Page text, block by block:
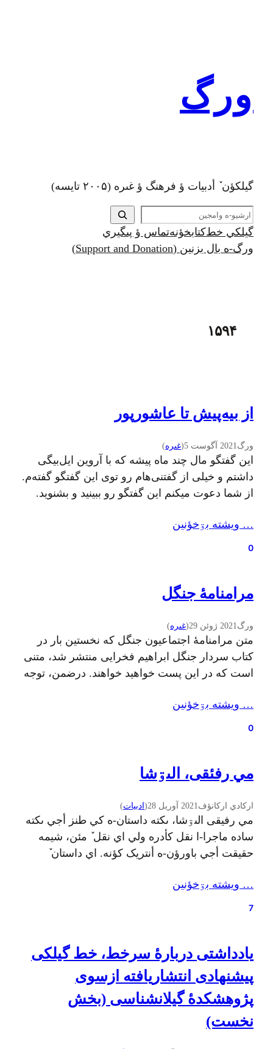
ورگ
گيلکؤن ٚ أدبیات ؤ فرهنگ ؤ غىره (۲۰۰۵ تايسه)
ج
س
ت
ج
گيلکي خطکتابخؤنهتماس ؤ پىگيري
ورگ-ه بال بزنين (Support and Donation)
۱۵۹۴
از بیه‌پیش تا عاشورپور
ورگ2021 آگوست 5 (غىره)
این گفتگو مال چند ماه پیشه که با آروین ایل‌بیگی
داشتم و خیلی از گفتنی‌هام رو توی این گفتگو گفته‌م.
از شما دعوت میکنم این گفتگو رو ببینید و بشنوید.
داستان شد. ? فقط در این حد بگم که استیکرم در
اومده. این هم از شانس…
… ويشته بۊخؤنين
0
مرامنامهٔ جنگل
ورگ2021 ژوئن 29 (غىره)
متن مرامنامهٔ اجتماعیون جنگل که نخستین بار در
کتاب سردار جنگل ابراهیم فخرایی منتشر شد، متنی
است که در این پست خواهید خواهند. درضمن، توجه
مرامنامه جلب می‌کنم که در پایان متن مرامنامه
آورده شده است. مرامنامۀ جنگل: آسایش عمومی و
… ويشته بۊخؤنين
0
مي رفئقی، الىۊشا
ارکادي ارکانؤف2021 آوریل 28 ( ادبيات)
مي رفيقى الىۊشا، ىکته داستان-ه کي طنز أجي ىکته
ساده ماجرا-ا نقل کأدره ولي اي نقل ٚ مئن، شيمه
حقيقت أجي باورؤن-ه أنتريک کؤنه. اي داستان ٚ
Арканов) ايسسه ؤ مهاپا رۊسي زبؤن أجي وگردؤنه
گيلکي. اي داستان پيشتر قاف ٚ مئن چاپ بۊبؤ ؤ بيس
… ويشته بۊخؤنين
7
یادداشتی دربارهٔ سرخط، خط گیلکی
پیشنهادی انتشاریافته ازسوی
پژوهشکدهٔ گیلانشناسی (بخش
نخست)